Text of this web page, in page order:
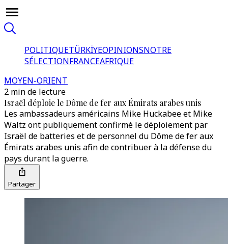
POLITIQUETÜRKİYEOPINIONSNOTRE
SÉLECTIONFRANCEAFRIQUE
MOYEN-ORIENT
2 min de lecture
Israël déploie le Dôme de fer aux Émirats arabes unis
Les ambassadeurs américains Mike Huckabee et Mike
Waltz ont publiquement confirmé le déploiement par
Israël de batteries et de personnel du Dôme de fer aux
Émirats arabes unis afin de contribuer à la défense du
pays durant la guerre.
Partager